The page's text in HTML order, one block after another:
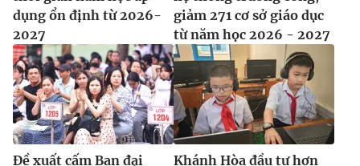
dụng ổn định từ 2026-
2027
giảm 271 cơ sở giáo dục
từ năm học 2026 - 2027
Đề xuất cấm Ban đại
Khánh Hòa đầu tư hơn